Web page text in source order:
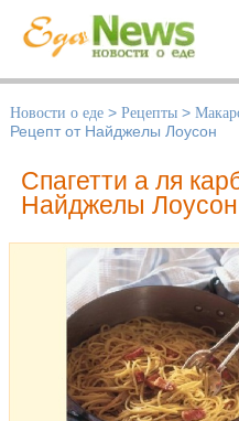
Новости о еде > Рецепты >
Рецепт от Найджелы Лоусон
Спагетти а ля
Найджелы Лоусон